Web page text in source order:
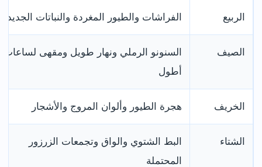
الربيع الفراشات والطيور المغردة والنباتات الجديدة
الصيف
السنونو الرملي ونهار طويل ومقهى لساعات
أطول
الخريف هجرة الطيور وألوان المروج والأشجار
الشتاء
البط الشتوي والواق وتجمعات الزرزور
المحتملة